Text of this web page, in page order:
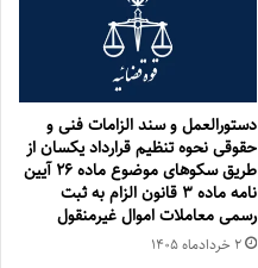
دستورالعمل و سند الزامات فنی و
حقوقی نحوه تنظیم قرارداد یكسان از
طریق سكوهای موضوع ماده ۲۶ آیین
نامه ماده ۳ قانون الزام به ثبت
رسمی معاملات اموال غیرمنقول
۲ خرداد‌ماه ۱۴۰۵